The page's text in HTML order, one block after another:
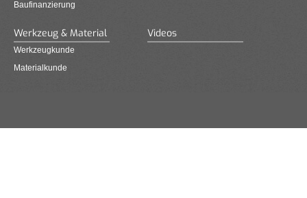
Baufinanzierung
Werkzeug & Material
Werkzeugkunde
Materialkunde
Videos